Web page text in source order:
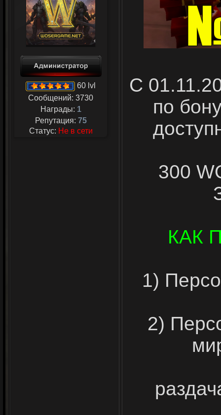
60 lvl
Сообщений: 3730
Награды: 1
Репутация: 75
Статус: Не в сети
С
по
300
КАК
1)
2)